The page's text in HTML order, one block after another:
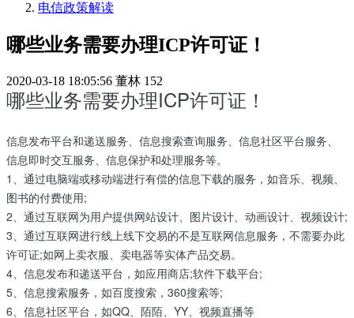
电信政策解读
哪些业务需要办理ICP许可证！
2020-03-18 18:05:56 董林 152
哪些业务需要办理ICP许可证！
信息发布平台和递送服务、信息搜索查询服务、信息社区平台服务、
信息即时交互服务、信息保护和处理服务等。
1、通过电脑端或移动端进行有偿的信息下载的服务，如音乐、视频、
图书的付费使用;
2、通过互联网为用户提供网站设计、图片设计、动画设计、视频设计;
3、通过互联网进行线上线下交易的不是互联网信息服务，不需要办此
许可证;如网上卖衣服、卖电器等实体产品交易。
4、信息发布和递送平台，如应用商店;软件下载平台;
5、信息搜索服务，如百度搜索，360搜索等;
6、信息社区平台，如QQ、陌陌、YY、视频直播等